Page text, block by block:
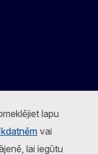
lapu
vai
lai iegūtu